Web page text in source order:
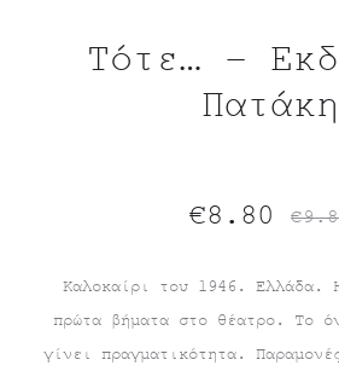
Τότε… –
Πατάκη
Καλοκαίρι του 1946. Ελλάδα.
πρώτα βήματα στο θέατρο. Το
γίνει πραγματικότητα.
€
Original
price
was:
€8.80
Η
τρέχουσα
τιμή